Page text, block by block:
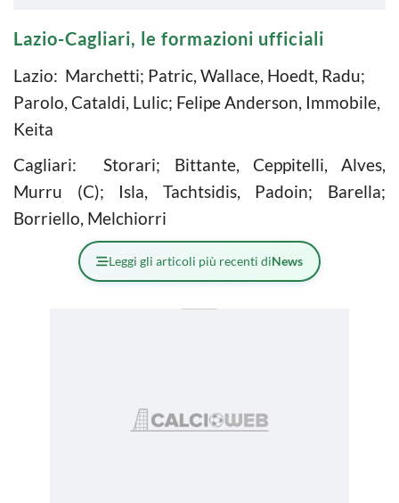
Lazio-Cagliari, le formazioni ufficiali
Lazio: Marchetti; Patric, Wallace, Hoedt, Radu;
Parolo, Cataldi, Lulic; Felipe Anderson, Immobile,
Keita
Cagliari: Storari; Bittante, Ceppitelli, Alves,
Murru (C); Isla, Tachtsidis, Padoin; Barella;
Borriello, Melchiorri
Leggi gli articoli più recenti diNews